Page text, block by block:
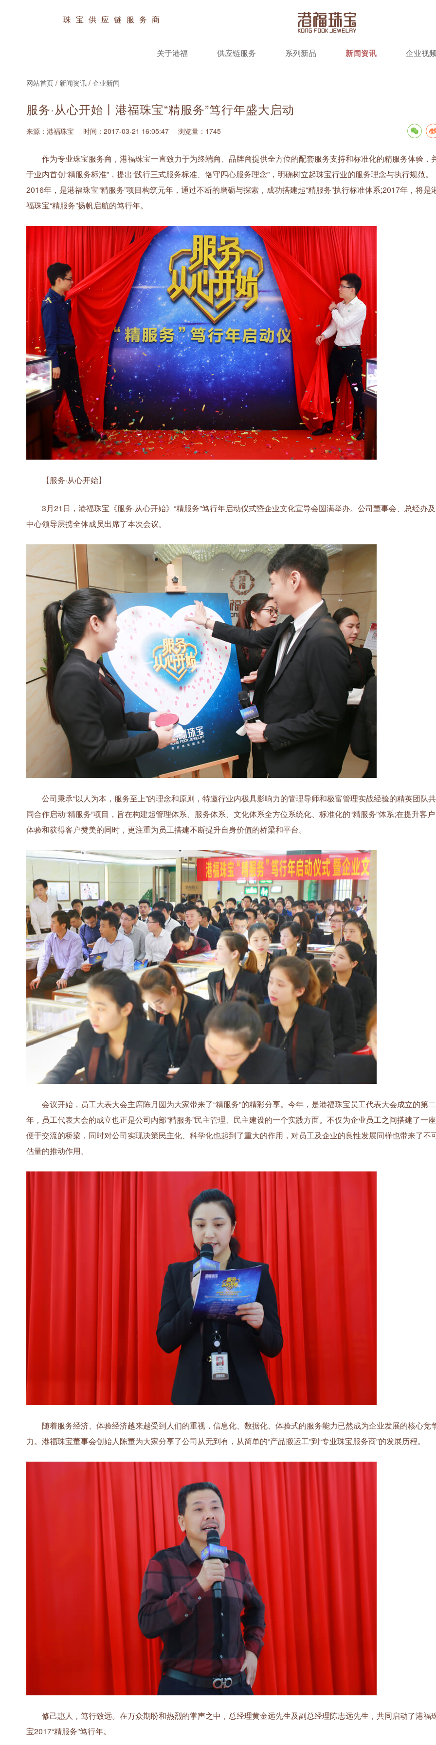
珠宝供应链服务商
关于港福 供应链服务 系列新品 新闻资讯 企业视
网站首页/ 新闻资讯/ 企业新闻
服务·从心开始丨港福珠宝“精服务”笃行年盛大启动
来源：港福珠宝 时间：2017-03-21 16:05:47 浏览量：1745
作为专业珠宝服务商，港福珠宝一直致力于为终端商、品牌商提供全方位的配套服务支持和标准化的精服务体验，
于业内首创“精服务标准”，提出“践行三式服务标准、恪守四心服务理念”，明确树立起珠宝行业的服务理念与执行规范。
2016年，是港福珠宝“精服务”项目构筑元年，通过不断的磨砺与探索，成功搭建起“精服务”执行标准体系;2017年，将是
福珠宝“精服务”扬帆启航的笃行年。
【服务·从心开始】
3月21日，港福珠宝《服务·从心开始》“精服务”笃行年启动仪式暨企业文化宣导会圆满举办。公司董事会、总经办及
中心领导层携全体成员出席了本次会议。
公司秉承“以人为本，服务至上”的理念和原则，特邀行业内极具影响力的管理导师和极富管理实战经验的精英团队共
同合作启动“精服务”项目，旨在构建起管理体系、服务体系、文化体系全方位系统化、标准化的“精服务”体系;在提升客户
体验和获得客户赞美的同时，更注重为员工搭建不断提升自身价值的桥梁和平台。
会议开始，员工大表大会主席陈月圆为大家带来了“精服务”的精彩分享。今年，是港福珠宝员工代表大会成立的第二
年，员工代表大会的成立也正是公司内部“精服务”民主管理、民主建设的一个实践方面。不仅为企业员工之间搭建了一座
便于交流的桥梁，同时对公司实现决策民主化、科学化也起到了重大的作用，对员工及企业的良性发展同样也带来了不
估量的推动作用。
随着服务经济、体验经济越来越受到人们的重视，信息化、数据化、体验式的服务能力已然成为企业发展的核心竞
力。港福珠宝董事会创始人陈董为大家分享了公司从无到有，从简单的“产品搬运工”到“专业珠宝服务商”的发展历程。
修己惠人，笃行致远。在万众期盼和热烈的掌声之中，总经理黄金远先生及副总经理陈志远先生，共同启动了港福
宝2017“精服务”笃行年。